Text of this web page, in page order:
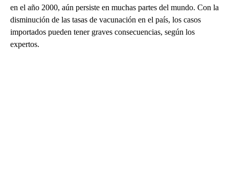
en el año 2000, aún persiste en muchas partes del mundo. Con la
disminución de las tasas de vacunación en el país, los casos
importados pueden tener graves consecuencias, según los
expertos.